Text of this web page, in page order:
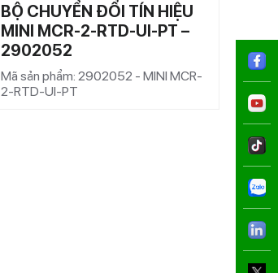
BỘ CHUYỂN ĐỔI TÍN HIỆU
MINI MCR-2-RTD-UI-PT –
2902052
Mã sản phẩm: 2902052 - MINI MCR-
2-RTD-UI-PT
Mã
1,5/